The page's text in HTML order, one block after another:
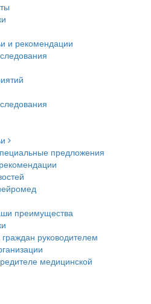
и рекомендации
предложения
преимущества
руководителем
медицинской